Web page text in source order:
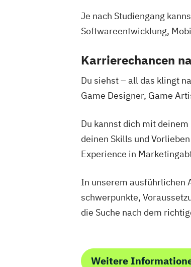
Je nach Studiengang
Softwareentwicklung,
Karrierechancen
Du siehst – all das klingt
Game Designer, Game
Du kannst dich mit
deinen Skills und
Experience in
In unserem ausführlichen
schwerpunkte,
die Suche nach dem
Weitere